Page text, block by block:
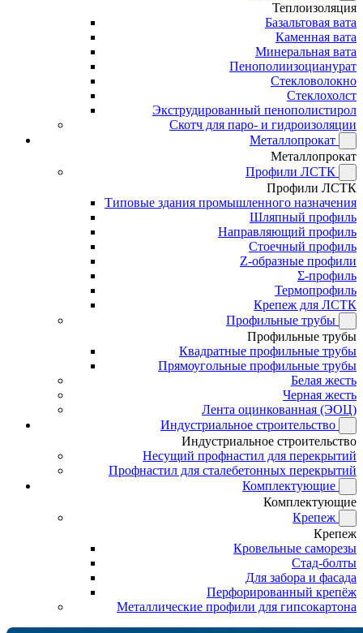
Теплоизоляция
Базальтовая вата
Каменная вата
Минеральная вата
Пенополиизоцианурат
Стекловолокно
Стеклохолст
Экструдированный пенополистирол
Скотч для паро- и гидроизоляции
Металлопрокат
Металлопрокат
Профили ЛСТК
Профили ЛСТК
Типовые здания промышленного назначения
Шляпный профиль
Направляющий профиль
Стоечный профиль
Z-образные профили
Σ-профиль
Термопрофиль
Крепеж для ЛСТК
Профильные трубы
Профильные трубы
Квадратные профильные трубы
Прямоугольные профильные трубы
Белая жесть
Черная жесть
Лента оцинкованная (ЭОЦ)
Индустриальное строительство
Индустриальное строительство
Несущий профнастил для перекрытий
Профнастил для сталебетонных перекрытий
Комплектующие
Комплектующие
Крепеж
Крепеж
Кровельные саморезы
Стад-болты
Для забора и фасада
Перфорированный крепёж
Металлические профили для гипсокартона